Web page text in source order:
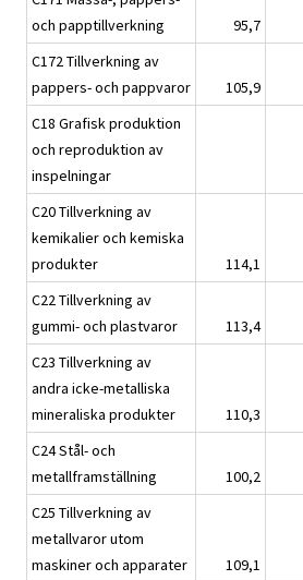
och papptillverkning
95,7
C172 Tillverkning av
pappers- och pappvaror
105,9
C18 Grafisk produktion
och reproduktion av
inspelningar
C20 Tillverkning av
kemikalier och kemiska
produkter
114,1
C22 Tillverkning av
gummi- och plastvaror
113,4
C23 Tillverkning av
andra icke-metalliska
mineraliska produkter
110,3
C24 Stål- och
metallframställning
100,2
C25 Tillverkning av
metallvaror utom
maskiner och apparater
109,1